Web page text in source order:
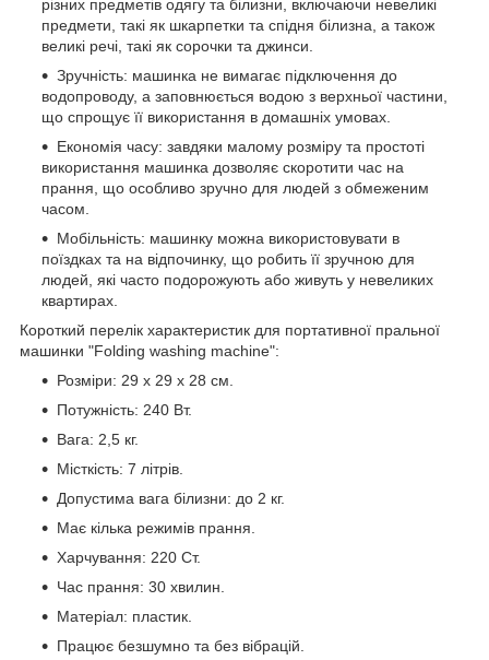
різних предметів одягу та білизни, включаючи невеликі
предмети, такі як шкарпетки та спідня білизна, а також
великі речі, такі як сорочки та джинси.
Зручність: машинка не вимагає підключення до
водопроводу, а заповнюється водою з верхньої частини,
що спрощує її використання в домашніх умовах.
Економія часу: завдяки малому розміру та простоті
використання машинка дозволяє скоротити час на
прання, що особливо зручно для людей з обмеженим
часом.
Мобільність: машинку можна використовувати в
поїздках та на відпочинку, що робить її зручною для
людей, які часто подорожують або живуть у невеликих
квартирах.
Короткий перелік характеристик для портативної пральної
машинки "Folding washing machine":
Розміри: 29 x 29 x 28 см.
Потужність: 240 Вт.
Вага: 2,5 кг.
Місткість: 7 літрів.
Допустима вага білизни: до 2 кг.
Має кілька режимів прання.
Харчування: 220 Ст.
Час прання: 30 хвилин.
Матеріал: пластик.
Працює безшумно та без вібрацій.